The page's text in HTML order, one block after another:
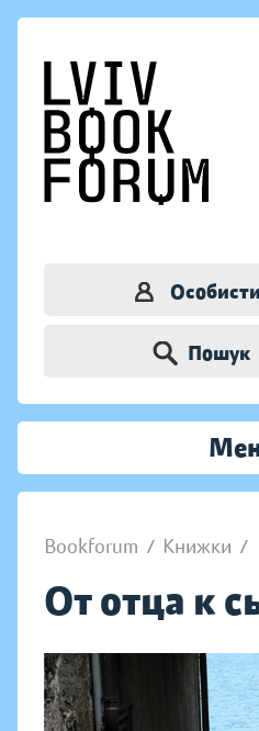
Пошук
Bookforum / Книжки /
От отца к